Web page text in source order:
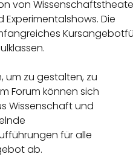
von
Die
um zu gestalten, zu
Forum können sich
Wissenschaft und
für alle
ab.